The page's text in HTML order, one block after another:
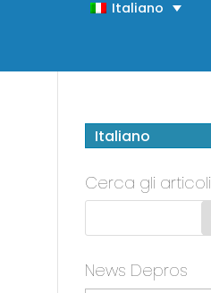
Italiano
Italiano
Cerca gli articoli
News Depros